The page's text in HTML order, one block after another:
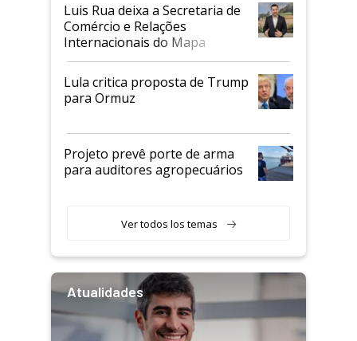
Luis Rua deixa a Secretaria de
Comércio e Relações
Internacionais do Mapa
Lula critica proposta de Trump
para Ormuz
Projeto prevê porte de arma
para auditores agropecuários
Ver todos los temas
Atualidades